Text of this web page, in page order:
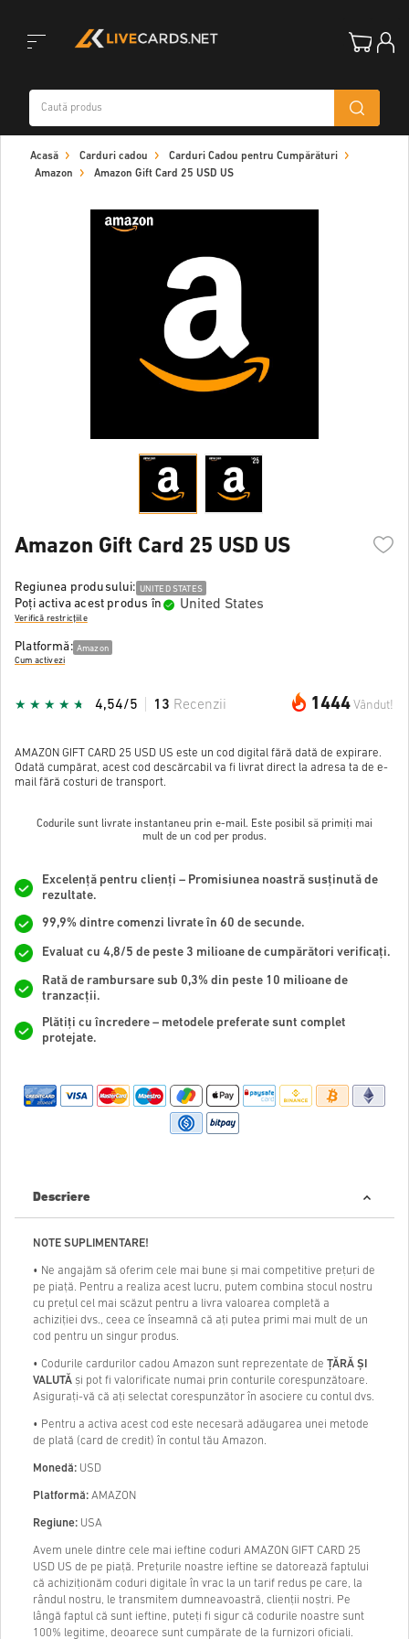
navigation
Acasă Carduri cadou
Carduri Cadou pentru Cumpărături
Amazon
Amazon Gift Card 25 USD US
Amazon Gift Card 25 USD US
Regiunea produsului: UNITED STATES
Poți activa acest produs în United States
Verifică restricțiile
Platformă: Amazon
Cum activezi
1444 Vândut!
4,54/5 13 Recenzii
AMAZON GIFT CARD 25 USD US este un cod digital fără dată de expirare.
Odată cumpărat, acest cod descărcabil va fi livrat direct la adresa ta de e-
mail fără costuri de transport.
Codurile sunt livrate instantaneu prin e-mail. Este posibil să primiți mai
mult de un cod per produs.
Excelență pentru clienți – Promisiunea noastră susținută de
rezultate.
99,9% dintre comenzi livrate în 60 de secunde.
Evaluat cu 4,8/5 de peste 3 milioane de cumpărători verificați.
Rată de rambursare sub 0,3% din peste 10 milioane de
tranzacții.
Plătiți cu încredere – metodele preferate sunt complet
protejate.
Descriere
NOTE SUPLIMENTARE!
• Ne angajăm să oferim cele mai bune și mai competitive prețuri de
pe piață. Pentru a realiza acest lucru, putem combina stocul nostru
cu prețul cel mai scăzut pentru a livra valoarea completă a
achiziției dvs., ceea ce înseamnă că ați putea primi mai mult de un
cod pentru un singur produs.
• Codurile cardurilor cadou Amazon sunt reprezentate de ȚĂRĂ ȘI
VALUTĂ și pot fi valorificate numai prin conturile corespunzătoare.
Asigurați-vă că ați selectat corespunzător în asociere cu contul dvs.
• Pentru a activa acest cod este necesară adăugarea unei metode
de plată (card de credit) în contul tău Amazon.
Monedă: USD
Platformă: AMAZON
Regiune: USA
Avem unele dintre cele mai ieftine coduri AMAZON GIFT CARD 25
USD US de pe piață. Prețurile noastre ieftine se datorează faptului
că achiziționăm coduri digitale în vrac la un tarif redus pe care, la
rândul nostru, le transmitem dumneavoastră, clienții noștri. Pe
lângă faptul că sunt ieftine, puteți fi sigur că codurile noastre sunt
100% legitime, deoarece sunt cumpărate de la furnizori oficiali.